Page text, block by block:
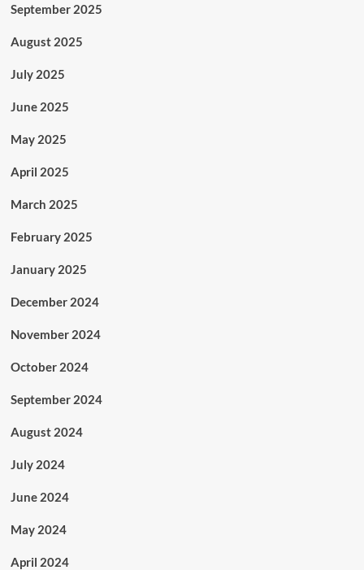
September 2025
August 2025
July 2025
June 2025
May 2025
April 2025
March 2025
February 2025
January 2025
December 2024
November 2024
October 2024
September 2024
August 2024
July 2024
June 2024
May 2024
April 2024